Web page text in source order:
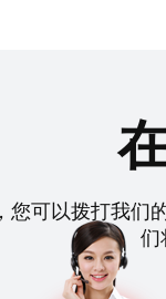
您可以拨打我们
们